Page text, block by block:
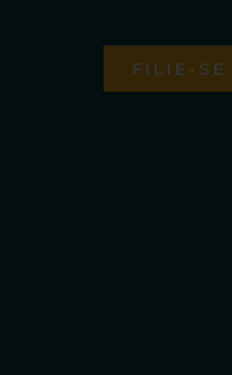
FILIE-SE